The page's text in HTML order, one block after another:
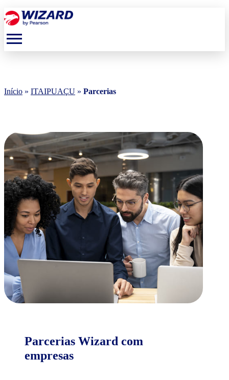
menu
Início » ITAIPUAÇU » Parcerias
Parcerias Wizard com
empresas